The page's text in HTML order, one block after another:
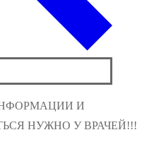
И
НУЖНО У ВРАЧЕЙ!!!